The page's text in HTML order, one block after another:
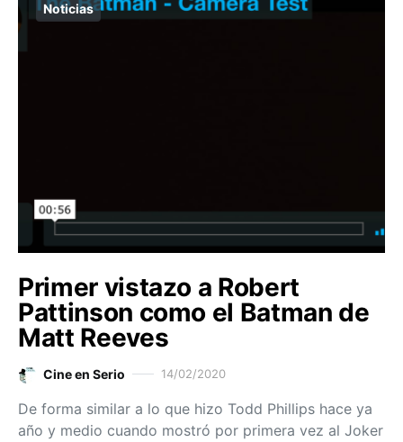
Noticias
Primer vistazo a Robert
Pattinson como el Batman de
Matt Reeves
Cine en Serio 14/02/2020
De forma similar a lo que hizo Todd Phillips hace ya
año y medio cuando mostró por primera vez al Joker